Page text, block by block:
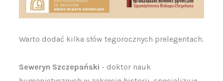
Warto dodać kilka słów tegorocznych prelegentach.
Seweryn Szczepański - doktor nauk